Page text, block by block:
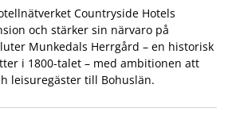
Countryside Hotels
och stärker sin närvaro på
Munkedals Herrgård – en historisk
i 1800-talet – med ambitionen att
leisuregäster till Bohuslän.